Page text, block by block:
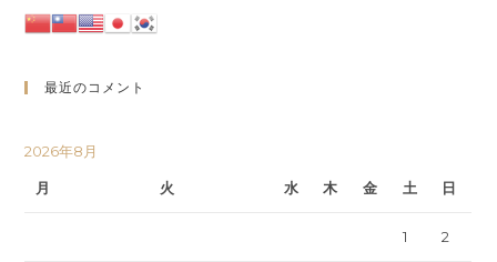
最近のコメント
2026年8月
月 火 水 木 金 土 日
1 2